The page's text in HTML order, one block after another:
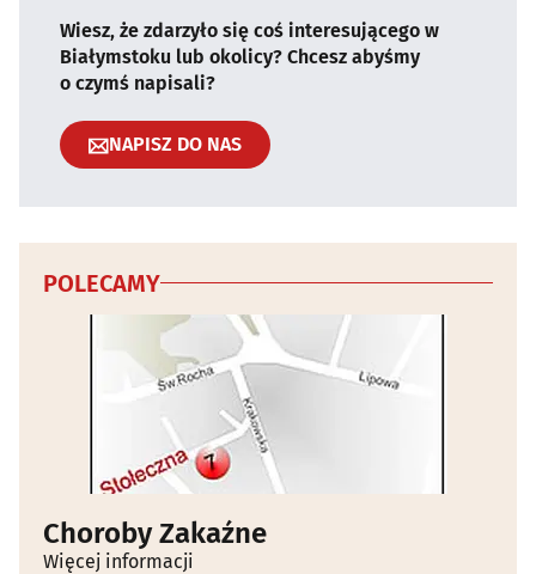
Wiesz, że zdarzyło się coś interesującego w
Białymstoku lub okolicy? Chcesz abyśmy
o czymś napisali?
NAPISZ DO NAS
POLECAMY
Choroby Zakaźne
Więcej informacji